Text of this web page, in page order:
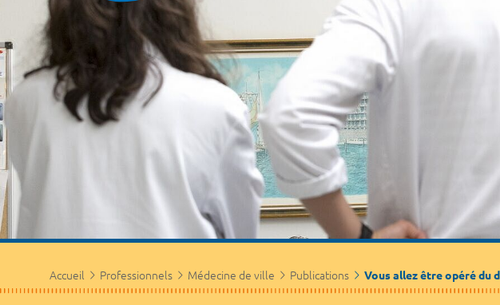
Accueil Professionnels Médecine de ville Publications Vous allez être opéré du